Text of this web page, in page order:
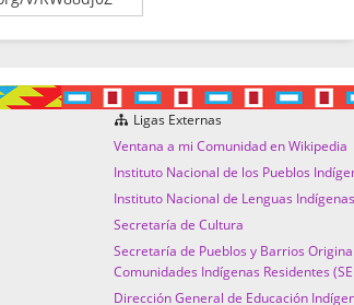
Ligas Externas
Ventana a mi Comunidad en Wikipedia
Instituto Nacional de los Pueblos
Instituto Nacional de Lenguas
Secretaría de Cultura
Secretaría de Pueblos y Barrios
Comunidades Indígenas Residentes
Dirección General de Educación